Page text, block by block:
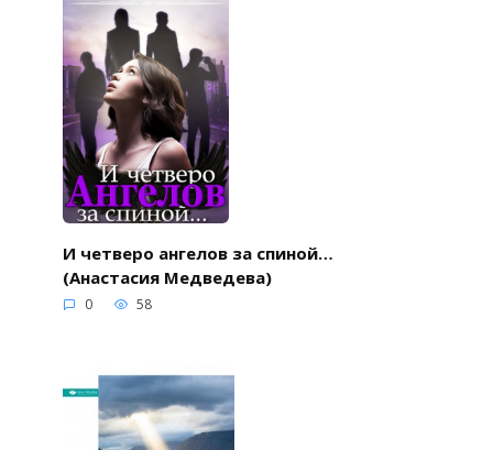
И четверо ангелов за спиной…
(Анастасия Медведева)
0 58